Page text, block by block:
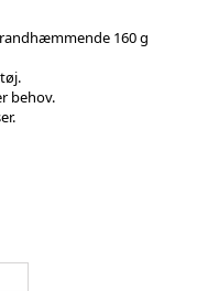
160 g
behov.